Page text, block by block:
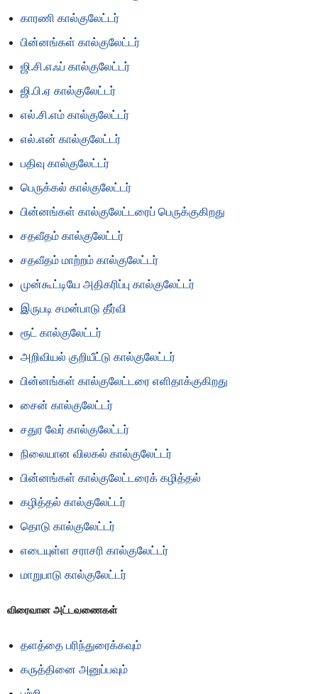
காரணி கால்குலேட்டர்
பின்னங்கள் கால்குலேட்டர்
ஜி.சி.எஃப் கால்குலேட்டர்
ஜி.பி.ஏ கால்குலேட்டர்
எல்.சி.எம் கால்குலேட்டர்
எல்.என் கால்குலேட்டர்
பதிவு கால்குலேட்டர்
பெருக்கல் கால்குலேட்டர்
பின்னங்கள் கால்குலேட்டரைப் பெருக்குகிறது
சதவீதம் கால்குலேட்டர்
சதவீதம் மாற்றம் கால்குலேட்டர்
முன்கூட்டியே அதிகரிப்பு கால்குலேட்டர்
இருபடி சமன்பாடு தீர்வி
ரூட் கால்குலேட்டர்
அறிவியல் குறியீட்டு கால்குலேட்டர்
பின்னங்கள் கால்குலேட்டரை எளிதாக்குகிறது
சைன் கால்குலேட்டர்
சதுர வேர் கால்குலேட்டர்
நிலையான விலகல் கால்குலேட்டர்
பின்னங்கள் கால்குலேட்டரைக் கழித்தல்
கழித்தல் கால்குலேட்டர்
தொடு கால்குலேட்டர்
எடையுள்ள சராசரி கால்குலேட்டர்
மாறுபாடு கால்குலேட்டர்
விரைவான அட்டவணைகள்
தளத்தை பரிந்துரைக்கவும்
கருத்தினை அனுப்பவும்